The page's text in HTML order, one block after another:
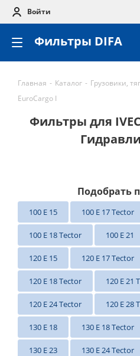
Войти
Фильтры DIFA
Главная - Каталог - Грузовики,
EuroCargo I
Фильтры для
Подобрать
100 E 15 100 E 17 Tector
100 E 18 Tector 100 E 21
120 E 15 120 E 17 Tector
120 E 18 Tector 120 E 21
120 E 24 Tector 120 E 28
130 E 18 130 E 18 Tector
130 E 23 130 E 24 Tector